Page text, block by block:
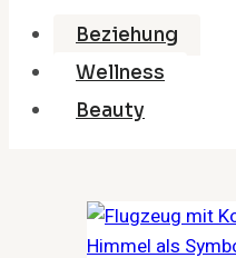
Beziehung
Wellness
Beauty